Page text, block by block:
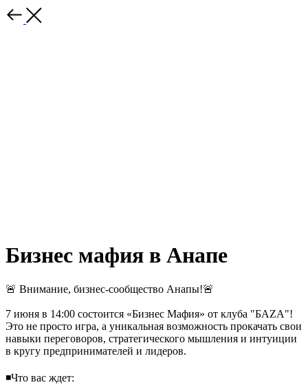
Бизнес мафия в Анапе
🚨 Внимание, бизнес-сообщество Анапы!🚨
7 июня в 14:00 состоится «Бизнес Мафия» от клуба "БАZA"!
Это не просто игра, а уникальная возможность прокачать свои
навыки переговоров, стратегического мышления и интуиции
в кругу предпринимателей и лидеров.
◾️Что вас ждет: